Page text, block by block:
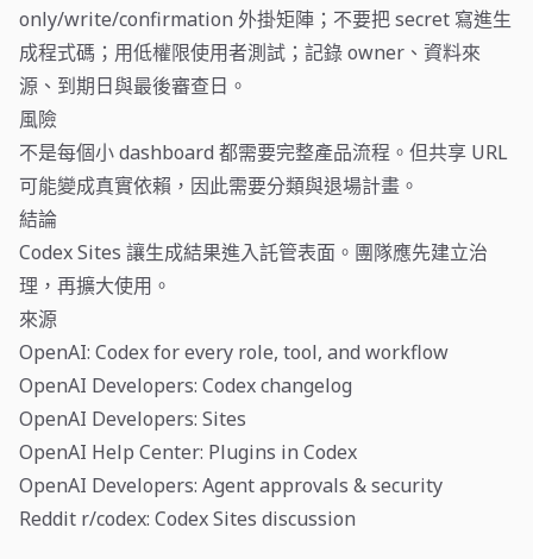
only/write/confirmation 外掛矩陣；不要把 secret 寫進生
成程式碼；用低權限使用者測試；記錄 owner、資料來
源、到期日與最後審查日。
風險
不是每個小 dashboard 都需要完整產品流程。但共享 URL
可能變成真實依賴，因此需要分類與退場計畫。
結論
Codex Sites 讓生成結果進入託管表面。團隊應先建立治
理，再擴大使用。
來源
OpenAI: Codex for every role, tool, and workflow
OpenAI Developers: Codex changelog
OpenAI Developers: Sites
OpenAI Help Center: Plugins in Codex
OpenAI Developers: Agent approvals & security
Reddit r/codex: Codex Sites discussion